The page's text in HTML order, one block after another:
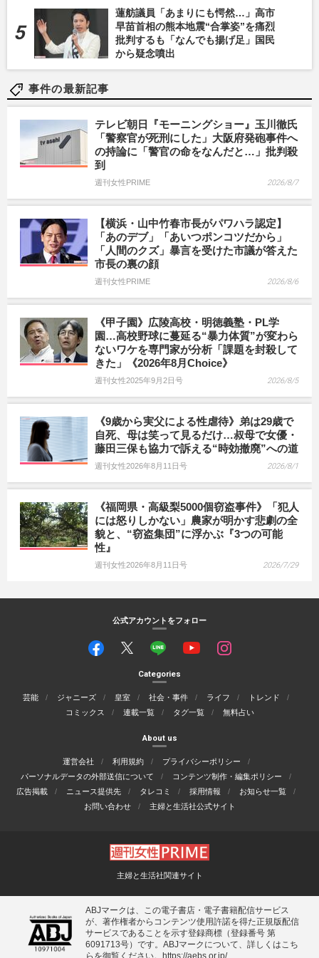
蓮舫議員「あまりにも愕然…」高市
早苗首相の熊本地震“合掌姿”を痛烈
批判するも「なんでも揚げ足」国民
から疑念噴出
事件の最新記事
テレビ朝日『モーニングショー』玉川徹氏
「警察官が死刑にした」大阪府発砲事件へ
の持論に「警官の命をなんだと…」批判殺
到
週刊女性PRIME 2026/8/7
【横浜・山中竹春市長がパワハラ認定】
「あのデブ」「あいつポンコツだから」
「人間のクズ」暴言を受けた市議が答えた
市長の裏の顔
週刊女性PRIME 2026/8/6
《甲子園》広陵高校・明徳義塾・PL学
園…高校野球に蔓延る“暴力体質”が変わら
ないワケを専門家が分析「課題を封殺して
きた」《2026年8月Choice》
週刊女性2025年9月2日号 2026/8/5
《9歳から実父による性虐待》弟は29歳で
自死、母は笑って見るだけ…叔母で女優・
藤田三保も協力で訴える“時効撤廃”への道
週刊女性2026年8月11日号 2026/8/1
《福岡県・高級梨5000個窃盗事件》「犯人
には怒りしかない」農家が明かす悲劇の全
貌と、“窃盗集団”に浮かぶ『3つの可能
性』
週刊女性2026年8月11日号 2026/7/29
公式アカウントをフォロー
Categories
芸能 ジャニーズ 皇室 社会・事件 ライフ
トレンド
コミックス
連載一覧 タグ一覧 無料占い
About us
運営会社 利用規約
プライバシーポリシー
パーソナルデータの外部送信について
コンテンツ制作・編集ポリシー
広告掲載
ニュース提供先 タレコミ 採用情報
お知らせ一覧
お問い合わせ
主婦と生活社公式サイト
主婦と生活社関連サイト
ABJマークは、この電子書店・電子書籍配信サービス
が、著作権者からコンテンツ使用許諾を得た正規版配信
サービスであることを示す登録商標（登録番号 第
6091713号）です。ABJマークについて、詳しくはこち